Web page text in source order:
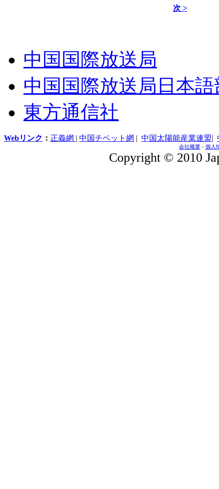
次 >
中国国際放送局
中国国際放送局日本語
東方通信社
Webリンク ： 正義網 | 中国チベット網 | 中国太陽能産業連盟|
会社概要- 個人
Copyright © 2010